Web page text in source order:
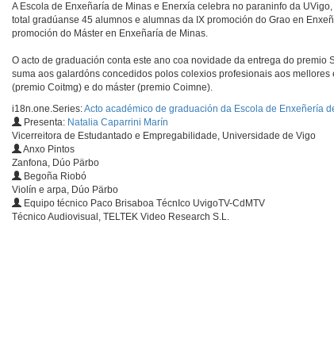
A Escola de Enxeñaría de Minas e Enerxía celebra no paraninfo da
total gradúanse 45 alumnos e alumnas da IX promoción do Grao en
promoción do Máster en Enxeñaría de Minas.
O acto de graduación conta este ano coa novidade da entrega do
suma aos galardóns concedidos polos colexios profesionais aos
(premio Coitmg) e do máster (premio Coimne).
i18n.one.Series:Acto académico de graduación da Escola de Enxeñería
Presenta: Natalia Caparrini Marín
Vicerreitora de Estudantado e Empregabilidade, Universidade de Vigo
Anxo Pintos
Zanfona, Dúo Pärbo
Begoña Riobó
Violín e arpa, Dúo Pärbo
Equipo técnico Paco Brisaboa TécnIco UvigoTV-CdMTV
Técnico Audiovisual, TELTEK Video Research S.L.